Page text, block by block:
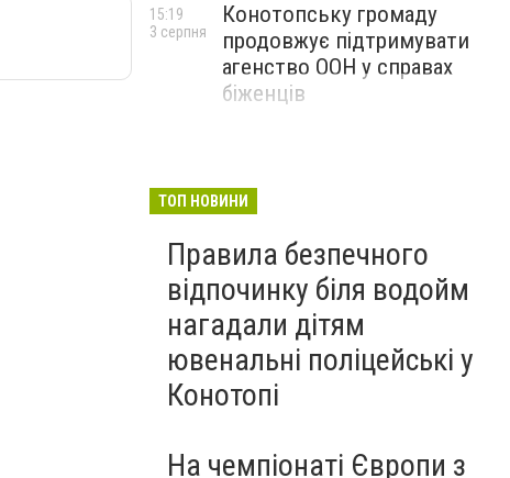
Конотопську громаду
продовжує підтримувати
агенство ООН у справах
біженців
15:19
3 серпня
ТОП НОВИНИ
Правила безпечного
відпочинку біля водойм
нагадали дітям
ювенальні поліцейські у
Конотопі
На чемпіонаті Європи з